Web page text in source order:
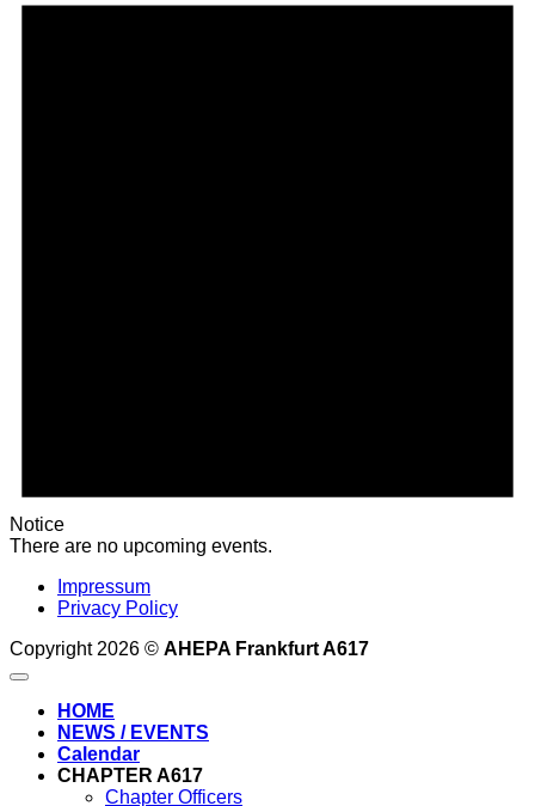
Notice
There are no upcoming events.
Impressum
Privacy Policy
Copyright 2026 © AHEPA Frankfurt A617
HOME
NEWS / EVENTS
Calendar
CHAPTER A617
Chapter Officers